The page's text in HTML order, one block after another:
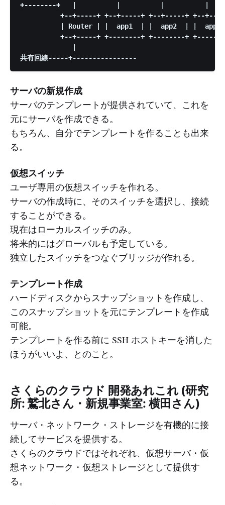
+--------+   |          |          |          |
+--+-----+ +--+-----+ +--+-----+ +--
| Router | |  app1  | |  app2  | |  app3
+--+-----+ +--------+ +--------+
サーバの新規作成
サーバのテンプレートが提供されていて、これを
元にサーバを作成できる。
もちろん、自分でテンプレートを作ることも出来
る。
仮想スイッチ
ユーザ専用の仮想スイッチを作れる。
サーバの作成時に、そのスイッチを選択し、接続
することができる。
現在はローカルスイッチのみ。
将来的にはグローバルも予定している。
独立したスイッチをつなぐブリッジが作れる。
テンプレート作成
ハードディスクからスナップショットを作成し、
このスナップショットを元にテンプレートを作成
可能。
テンプレートを作る前に SSH ホストキーを消した
ほうがいいよ、とのこと。
さくらのクラウド 開発あれこれ (研究
所: 鷲北さん・新規事業室: 横田さん)
サーバ・ネットワーク・ストレージを有機的に接
続してサービスを提供する。
さくらのクラウドではそれぞれ、仮想サーバ・仮
想ネットワーク・仮想ストレージとして提供す
る。